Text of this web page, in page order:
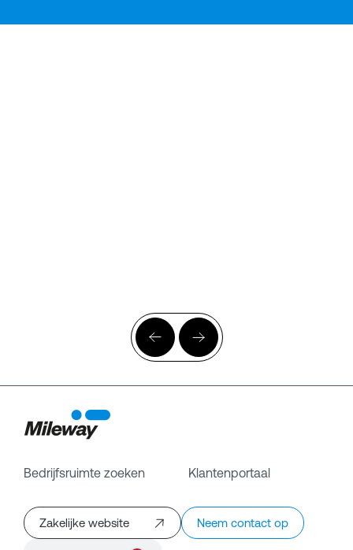
Bedrijfsruimte zoeken Klantenportaal
Zakelijke website Neem contact op